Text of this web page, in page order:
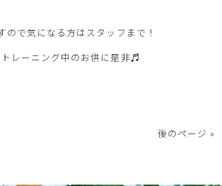
ので気になる方はスタッフまで！
トレーニング中のお供に是非♬
後のページ »